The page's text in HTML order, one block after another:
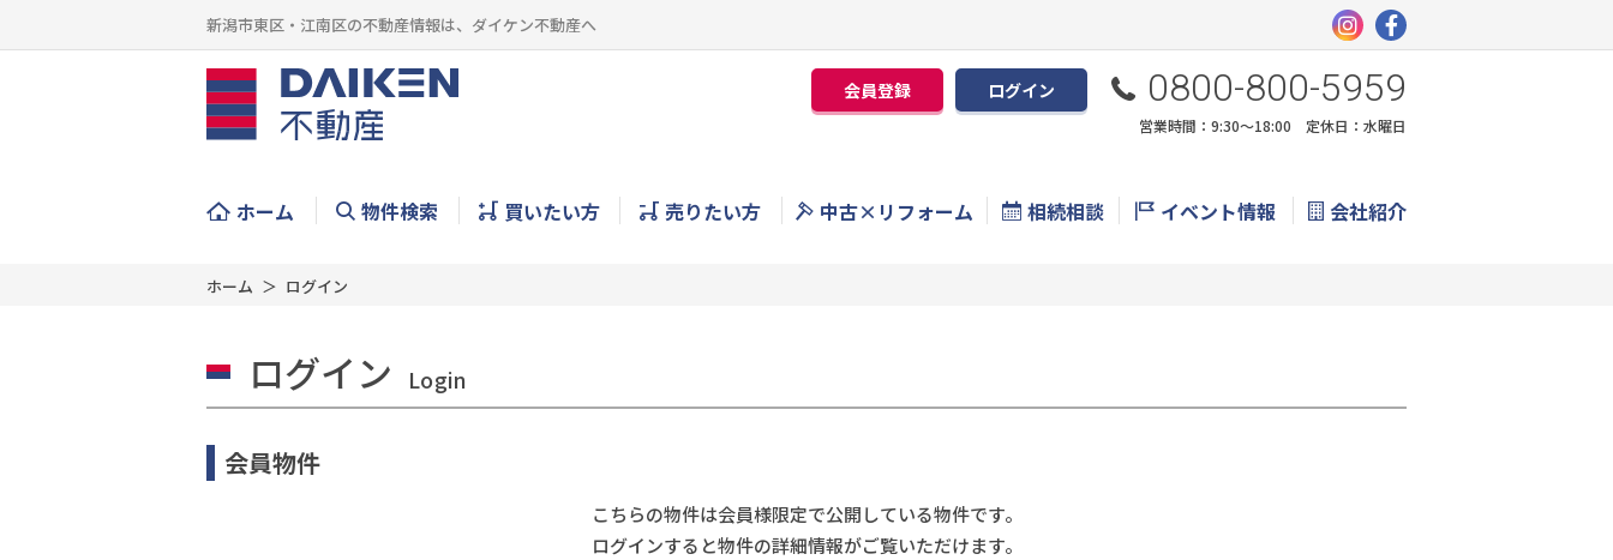
新潟市東区・江南区の不動産情報は、ダイケン不動産へ
会員登録 ログイン 0800-800-5959
営業時間：9:30〜18:00 定休日：水曜日
ホーム 物件検索 買いたい方 売りたい方 中古×リフォーム 相続相談 イベント情報 会社紹介
ホーム ログイン
ログイン Login
会員物件
こちらの物件は会員様限定で公開している物件です。
ログインすると物件の詳細情報がご覧いただけます。